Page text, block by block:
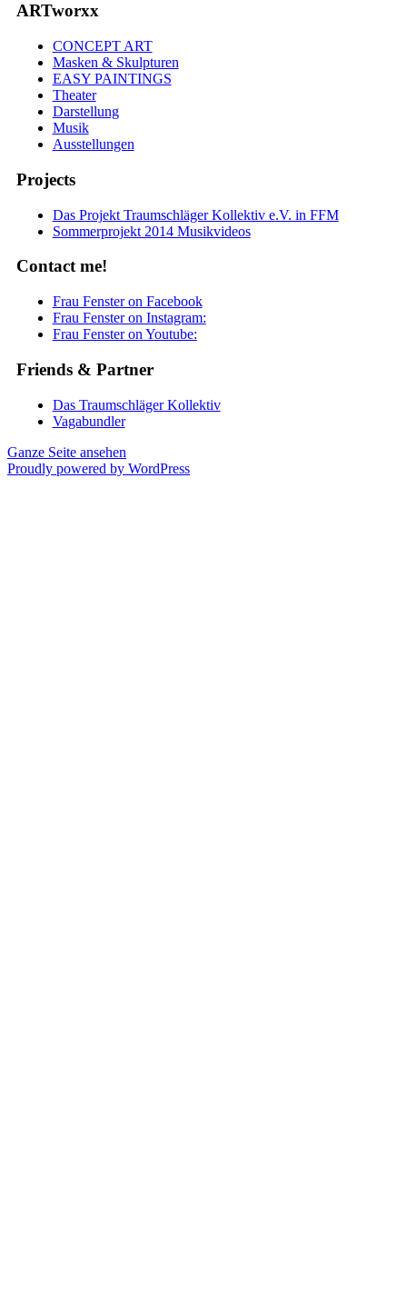
ARTworxx
CONCEPT ART
Masken & Skulpturen
EASY PAINTINGS
Theater
Darstellung
Musik
Ausstellungen
Projects
Das Projekt Traumschläger Kollektiv e.V. in FFM
Sommerprojekt 2014 Musikvideos
Contact me!
Frau Fenster on Facebook
Frau Fenster on Instagram:
Frau Fenster on Youtube:
Friends & Partner
Das Traumschläger Kollektiv
Vagabundler
Ganze Seite ansehen
Proudly powered by WordPress